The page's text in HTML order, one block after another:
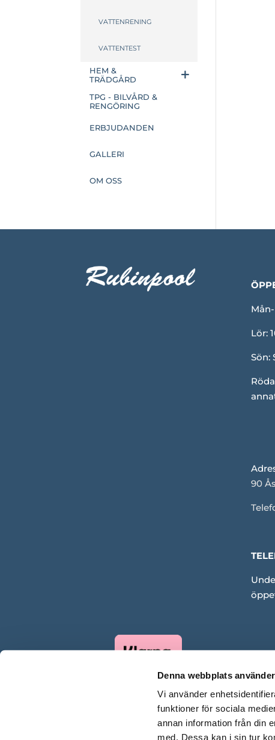
Denna webbplats
Vi använder
funktioner för sociala
annan information från din
med. Dessa kan i sin tur
VATTENRENING
VATTENTEST
HEM &
TRÄDGÅRD
TPG - BILVÅRD &
RENGÖRING
ERBJUDANDEN
GALLERI
OM OSS
Lör:
Sön:
90